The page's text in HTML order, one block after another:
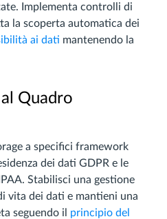
Implementa controlli di
la scoperta automatica dei
ai dati mantenendo la
Quadro
a specifici framework
dei dati GDPR e le
Stabilisci una gestione
vita dei dati e mantieni una
seguendo il principio del